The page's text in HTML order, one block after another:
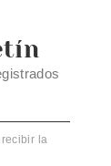
la